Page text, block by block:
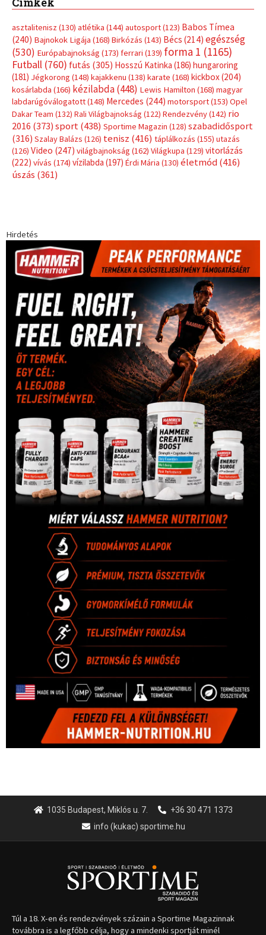
Címkék
(181)Jégkorong(148)kajakkenu(138)karate(168)kickbox(204)
kosárlabda(166)kézilabda(448)Lewis Hamilton(168) magyar
labdarúgóválogatott
(148) Mercedes (244)motorsport(153)Opel
Dakar Team(132)Rali Világbajnokság(122)Rendezvény(142)rio
Sportime Magazin(128) szabadidősport
(316) Szalay Balázs (126)tenisz(416)táplálkozás(155)utazás
(126) Video(247)világbajnokság (162)Világkupa(129)vitorlázás
(222)vívás(174) vízilabda(197) Érdi Mária(130)életmód(416)
úszás(361)
Hirdetés